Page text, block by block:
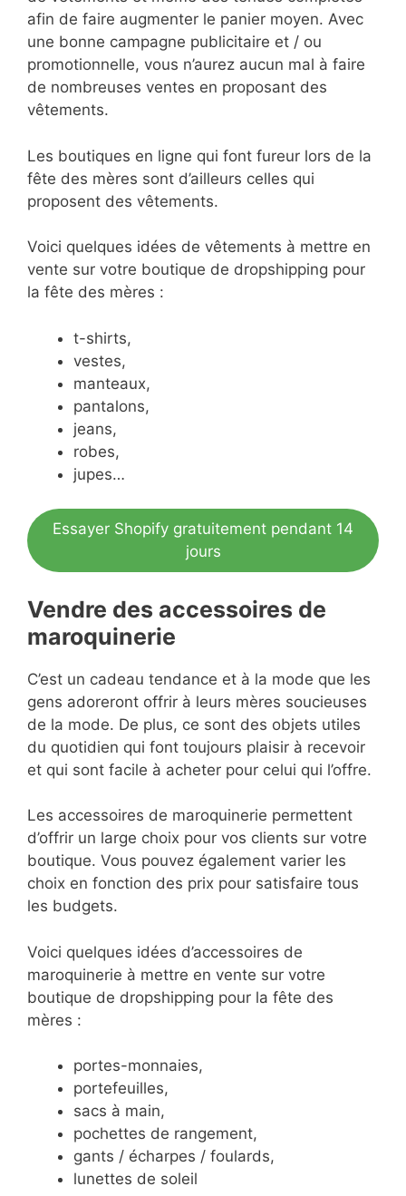
afin de faire augmenter le panier moyen. Avec
une bonne campagne publicitaire et / ou
promotionnelle, vous n’aurez aucun mal à faire
de nombreuses ventes en proposant des
vêtements.
Les boutiques en ligne qui font fureur lors de la
fête des mères sont d’ailleurs celles qui
proposent des vêtements.
Voici quelques idées de vêtements à mettre en
vente sur votre boutique de dropshipping pour
la fête des mères :
t-shirts,
vestes,
manteaux,
pantalons,
jeans,
robes,
jupes…
Essayer Shopify gratuitement pendant 14
jours
Vendre des accessoires de
maroquinerie
C’est un cadeau tendance et à la mode que les
gens adoreront offrir à leurs mères soucieuses
de la mode. De plus, ce sont des objets utiles
du quotidien qui font toujours plaisir à recevoir
et qui sont facile à acheter pour celui qui l’offre.
Les accessoires de maroquinerie permettent
d’offrir un large choix pour vos clients sur votre
boutique. Vous pouvez également varier les
choix en fonction des prix pour satisfaire tous
les budgets.
Voici quelques idées d’accessoires de
maroquinerie à mettre en vente sur votre
boutique de dropshipping pour la fête des
mères :
portes-monnaies,
portefeuilles,
sacs à main,
pochettes de rangement,
gants / écharpes / foulards,
lunettes de soleil